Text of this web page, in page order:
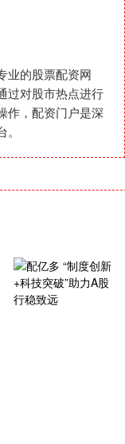
业的股票配资网
过对股市热点进行
作，配资门户是深